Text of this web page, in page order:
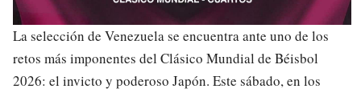
La selección de Venezuela se encuentra ante uno de los
retos más imponentes del Clásico Mundial de Béisbol
2026: el invicto y poderoso Japón. Este sábado, en los